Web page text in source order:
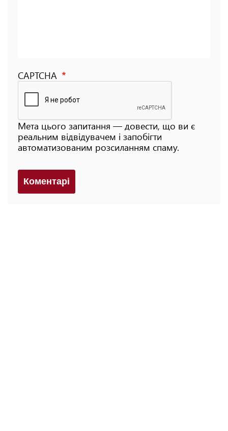
CAPTCHA
Мета цього запитання — довести, що ви є
реальним відвідувачем і запобігти
автоматизованим розсиланням спаму.
Коментарi